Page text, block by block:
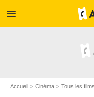
menu
Accueil Cinéma Tous les films